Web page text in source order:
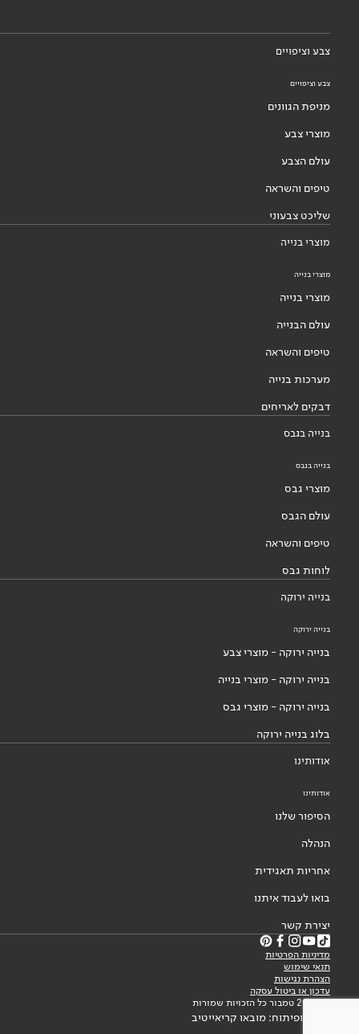
צבע וציפויים
צבע וציפויים
מניפת הגוונים
מוצרי צבע
עולם הצבע
טיפים והשראה
שליכט צבעוני
מוצרי בנייה
מוצרי בנייה
מוצרי בנייה
עולם הבנייה
טיפים והשראה
מערכות בנייה
דבקים לאריחים
בנייה בגבס
בנייה בגבס
מוצרי גבס
עולם הגבס
טיפים והשראה
לוחות גבס
בנייה ירוקה
בנייה ירוקה
בנייה ירוקה - מוצרי צבע
בנייה ירוקה - מוצרי בנייה
בנייה ירוקה - מוצרי גבס
בלוג בנייה ירוקה
אודותינו
אודותינו
הסיפור שלנו
הנהלה
אחריות תאגידית
בואו לעבוד איתנו
יצירת קשר
מדיניות הפרטיות
תנאי שימוש
הצהרת נגישות
עדכון או ביטול עסקה
© 2026 טמבור כל הזכויות שמורות
עיצוב ופיתוח: מובאו קריאייטיב